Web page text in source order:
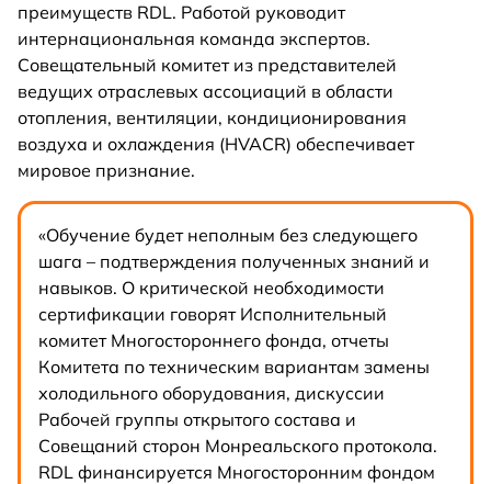
преимуществ RDL. Работой руководит
интернациональная команда экспертов.
Совещательный комитет из представителей
ведущих отраслевых ассоциаций в области
отопления, вентиляции, кондиционирования
воздуха и охлаждения (HVACR) обеспечивает
мировое признание.
«Обучение будет неполным без следующего
шага – подтверждения полученных знаний и
навыков. О критической необходимости
сертификации говорят Исполнительный
комитет Многостороннего фонда, отчеты
Комитета по техническим вариантам замены
холодильного оборудования, дискуссии
Рабочей группы открытого состава и
Совещаний сторон Монреальского протокола.
RDL финансируется Многосторонним фондом